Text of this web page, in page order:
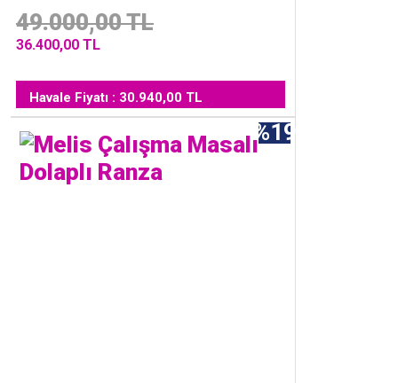
49.000,00 TL
36.400,00 TL
Havale Fiyatı : 30.940,00 TL
%19